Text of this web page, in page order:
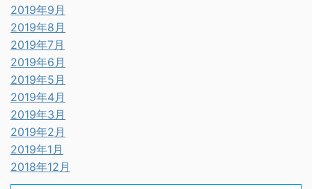
2019年9月
2019年8月
2019年7月
2019年6月
2019年5月
2019年4月
2019年3月
2019年2月
2019年1月
2018年12月